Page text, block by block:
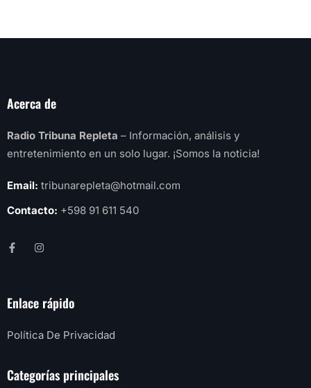
Acerca de
Radio Tribuna Repleta – Información, análisis y
entretenimiento en un solo lugar. ¡Somos la noticia!
Email: tribunarepleta@hotmail.com
Contacto: +598 91 611 540
Enlace rápido
Política De Privacidad
Categorías principales